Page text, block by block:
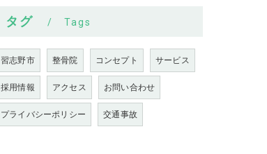
タグ Tags
習志野市 整骨院 コンセプト サービス
採用情報 アクセス お問い合わせ
プライバシーポリシー 交通事故